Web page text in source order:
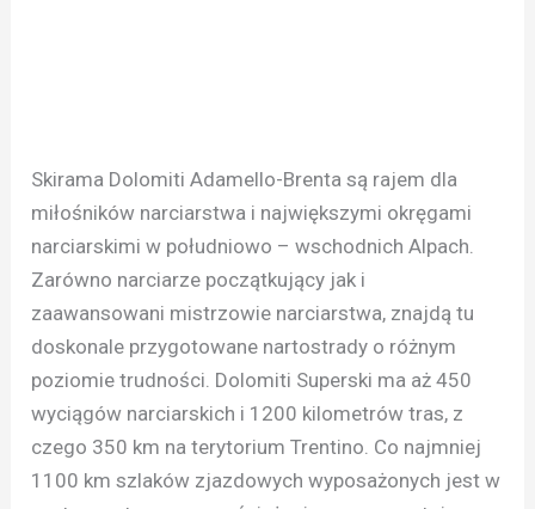
Skirama Dolomiti Adamello-Brenta są rajem dla
miłośników narciarstwa i największymi okręgami
narciarskimi w południowo – wschodnich Alpach.
Zarówno narciarze początkujący jak i
zaawansowani mistrzowie narciarstwa, znajdą tu
doskonale przygotowane nartostrady o różnym
poziomie trudności. Dolomiti Superski ma aż 450
wyciągów narciarskich i 1200 kilometrów tras, z
czego 350 km na terytorium Trentino. Co najmniej
1100 km szlaków zjazdowych wyposażonych jest w